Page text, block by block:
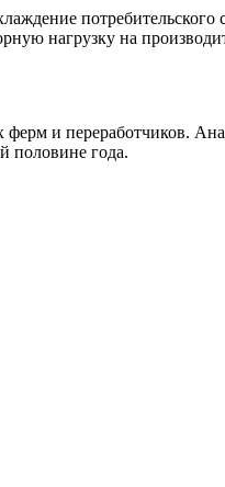
нагрузку на
и переработчиков.
половине года.